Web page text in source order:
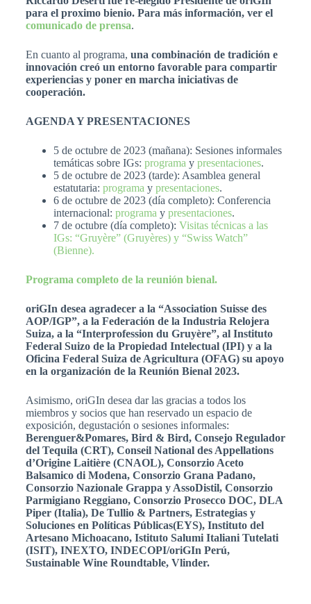
para el proximo bienio. Para más información, ver el
comunicado de prensa.
En cuanto al programa, una combinación de tradición e
innovación creó un entorno favorable para compartir
experiencias y poner en marcha iniciativas de
cooperación.
AGENDA Y PRESENTACIONES
5 de octubre de 2023 (mañana): Sesiones informales
temáticas sobre IGs: programa y presentaciones.
5 de octubre de 2023 (tarde): Asamblea general
estatutaria: programa y presentaciones.
6 de octubre de 2023 (día completo): Conferencia
internacional: programa y presentaciones.
7 de octubre (día completo): Visitas técnicas a las
IGs: “Gruyère” (Gruyères) y “Swiss Watch”
(Bienne).
Programa completo de la reunión bienal.
oriGIn desea agradecer a la “Association Suisse des
AOP/IGP”, a la Federación de la Industria Relojera
Suiza, a la “Interprofession du Gruyère”, al Instituto
Federal Suizo de la Propiedad Intelectual (IPI) y a la
Oficina Federal Suiza de Agricultura (OFAG) su apoyo
en la organización de la Reunión Bienal 2023.
Asimismo, oriGIn desea dar las gracias a todos los
miembros y socios que han reservado un espacio de
exposición, degustación o sesiones informales:
Berenguer&Pomares, Bird & Bird, Consejo Regulador
del Tequila (CRT), Conseil National des Appellations
d’Origine Laitière (CNAOL), Consorzio Aceto
Balsamico di Modena, Consorzio Grana Padano,
Consorzio Nazionale Grappa y AssoDistil, Consorzio
Parmigiano Reggiano, Consorzio Prosecco DOC, DLA
Piper (Italia), De Tullio & Partners, Estrategias y
Soluciones en Políticas Públicas(EYS), Instituto del
Artesano Michoacano, Istituto Salumi Italiani Tutelati
(ISIT), INEXTO, INDECOPI/oriGIn Perú,
Sustainable Wine Roundtable, Vlinder.